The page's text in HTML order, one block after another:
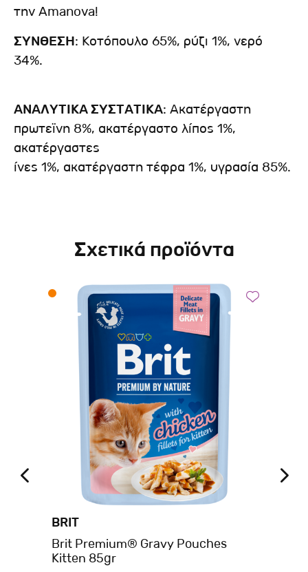
την Amanova!
ΣΥΝΘΕΣΗ: Κοτόπουλο 65%, ρύζι 1%, νερό
34%.
ΑΝΑΛΥΤΙΚΑ ΣΥΣΤΑΤΙΚΑ: Ακατέργαστη
πρωτεϊνη 8%, ακατέργαστο λίπος 1%,
ακατέργαστες
ίνες 1%, ακατέργαστη τέφρα 1%, υγρασία 85%.
Σχετικά προϊόντα
BRIT
Brit Premium® Gravy Pouches
Kitten 85gr